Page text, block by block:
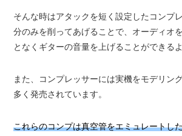
そんな時はアタックを短く設定したコンプ
分のみを削ってあげることで、オーディオ
となくギターの音量を上げることができる
また、コンプレッサーには実機をモデリン
多く発売されています。
これらのコンプは真空管をエミュレートし